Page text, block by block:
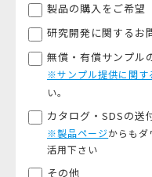
製品の購入をご希望
研究開発に関するお
無償・有償サンプル
※サンプル提供に関す
い。
カタログ・SDSの送
※製品ページからも
活用下さい
その他